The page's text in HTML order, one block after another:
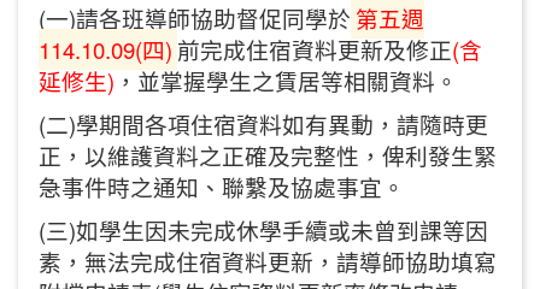
(一)請各班導師協助督促同學於 第五週
114.10.09(四) 前完成住宿資料更新及修正(含
延修生)，並掌握學生之賃居等相關資料。
(二)學期間各項住宿資料如有異動，請隨時更
正，以維護資料之正確及完整性，俾利發生緊
急事件時之通知、聯繫及協處事宜。
(三)如學生因未完成休學手續或未曾到課等因
素，無法完成住宿資料更新，請導師協助填寫